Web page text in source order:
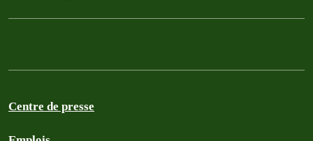
Centre de presse